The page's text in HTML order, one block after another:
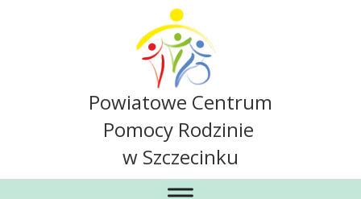
Powiatowe Centrum
Pomocy Rodzinie
w Szczecinku